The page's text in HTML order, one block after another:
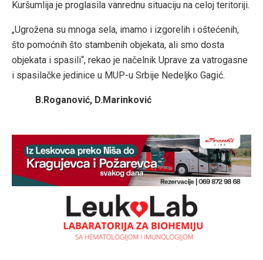
Kuršumlija je proglasila vanrednu situaciju na celoj teritoriji.
„Ugrožena su mnoga sela, imamo i izgorelih i oštećenih,
što pomoćnih što stambenih objekata, ali smo dosta
objekata i spasili“, rekao je načelnik Uprave za vatrogasne
i spasilačke jedinice u MUP-u Srbije Nedeljko Gagić.
B.Roganović, D.Marinković